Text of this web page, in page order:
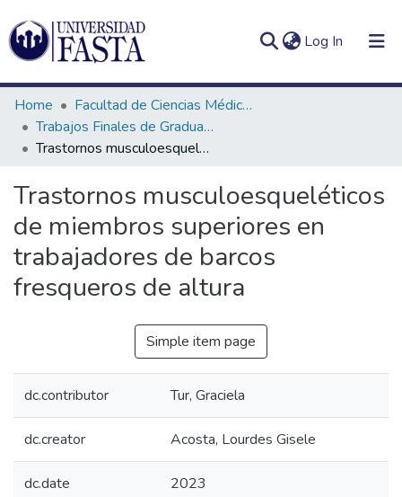
Log In (current)
Communities
&
Collections
All of DSpace
In(current)
Home
Facultad de Ciencias Médicas
Trabajos Finales de Graduación de Licenciatura en Kinesiología
Trastornos musculoesqueléticos de miembros superiores en trabajadores de barcos fresqueros de altura
Trastornos musculoesqueléticos
de miembros superiores en
trabajadores de barcos
fresqueros de altura
Simple item page
dc.contributor Tur, Graciela
dc.creator Acosta, Lourdes Gisele
dc.date 2023